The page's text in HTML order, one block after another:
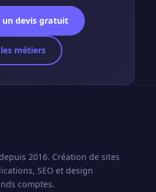
un devis gratuit
métiers
2016. Création de sites
SEO et design
comptes.